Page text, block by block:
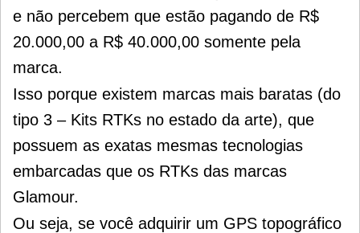
e não percebem que estão pagando de R$
20.000,00 a R$ 40.000,00 somente pela
marca.
Isso porque existem marcas mais baratas (do
tipo 3 – Kits RTKs no estado da arte), que
possuem as exatas mesmas tecnologias
embarcadas que os RTKs das marcas
Glamour.
Ou seja, se você adquirir um GPS topográfico